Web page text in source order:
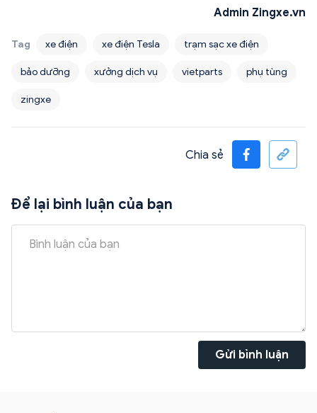
Admin Zingxe.vn
Tag xe điện xe điện Tesla trạm sạc xe điện
bảo dưỡng xưởng dịch vụ vietparts phụ tùng
zingxe
Chia sẻ
Để lại bình luận của bạn
Gửi bình luận